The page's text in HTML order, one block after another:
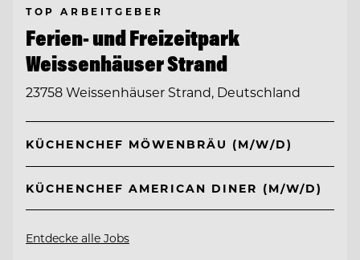
TOP ARBEITGEBER
Ferien- und Freizeitpark
Weissenhäuser Strand
23758 Weissenhäuser Strand, Deutschland
KÜCHENCHEF MÖWENBRÄU (M/W/D)
KÜCHENCHEF AMERICAN DINER (M/W/D)
Entdecke alle Jobs